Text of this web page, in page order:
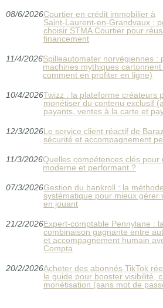
08/6/2026Courtier en crédit immobilier à
Saint‑Laurent‑en‑Grandvaux :
choisir STMA Courtier pour
financement
11/4/2026Spilleautomater norvégiennes :
machines mythiques
comment en profiter en ligne)
10/4/2026Twizz : la plateforme créateurs
monétiser du contenu exclusif
payants, ventes à la carte et
12/3/2026Le service client réactif de
sécurité et accompagnement
11/3/2026Quelles compétences clés pour
moderne et performant ?
07/3/2026Gestion du bankroll : la
systématique pour mieux gérer
en jouant
21/2/2026Expert-comptable Pennylane : la
combinaison gagnante entre
et accompagnement humain
Compta
20/2/2026Acheter des abonnés TikTok
le guide pour booster visibilité,
monétisation (sans mot de